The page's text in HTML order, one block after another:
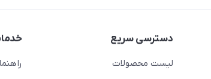
دسترسی سریع
لیست محصولات
راهنما